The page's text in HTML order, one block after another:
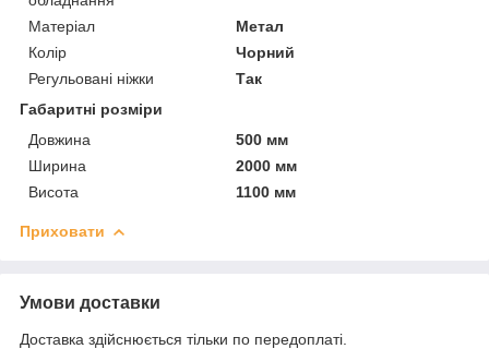
Матеріал
Метал
Колір
Чорний
Регульовані ніжки
Так
Габаритні розміри
Довжина
500 мм
Ширина
2000 мм
Висота
1100 мм
Приховати
Умови доставки
Доставка здійснюється тільки по передоплаті.